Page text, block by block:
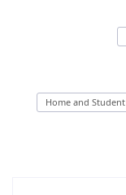
Home and Student